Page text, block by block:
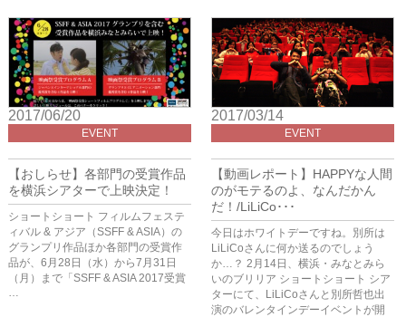
2017/06/20
EVENT
【おしらせ】各部門の受賞作品
を横浜シアターで上映決定！
ショートショート フィルムフェステ
ィバル & アジア（SSFF & ASIA）の
グランプリ作品ほか各部門の受賞作
品が、6月28日（水）から7月31日
（月）まで「SSFF & ASIA 2017受賞
…
2017/03/14
EVENT
【動画レポート】HAPPYな人間
のがモテるのよ、なんだかん
だ！/LiLiCo･･･
今日はホワイトデーですね。別所は
LiLiCoさんに何か送るのでしょう
か…？ 2月14日、横浜・みなとみら
いのブリリア ショートショート シア
ターにて、LiLiCoさんと別所哲也出
演のバレンタインデーイベントが開